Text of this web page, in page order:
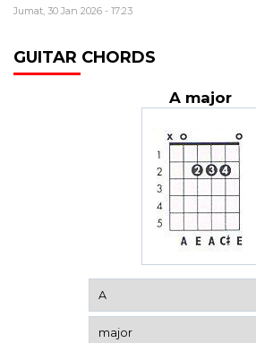
Jumat, 30 Jan 2026 - 17:23
GUITAR CHORDS
A major